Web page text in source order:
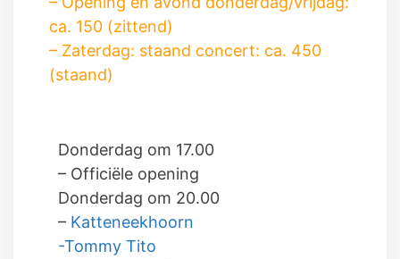
ca. 150 (zittend)
– Zaterdag: staand concert: ca. 450
(staand)
Donderdag om 17.00
– Officiële opening
Donderdag om 20.00
– Katteneekhoorn
-Tommy Tito